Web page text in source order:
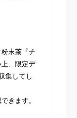
末茶『チ
、限定デ
集してし
きます。